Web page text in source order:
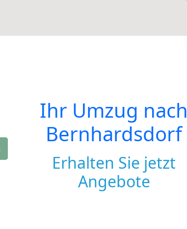
Ihr Umzug nach
Bernhardsdorf
Erhalten Sie jetzt
Angebote